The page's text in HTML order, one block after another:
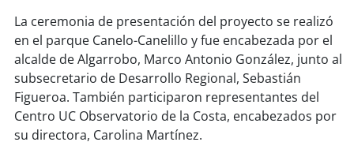
soysanantonio
soy chillán
soysancarlos
soytalcahuano
La ceremonia de presentación del proyecto se realizó
en el parque Canelo-Canelillo y fue encabezada por el
alcalde de Algarrobo, Marco Antonio González, junto al
subsecretario de Desarrollo Regional, Sebastián
Figueroa. También participaron representantes del
Centro UC Observatorio de la Costa, encabezados por
su directora, Carolina Martínez.